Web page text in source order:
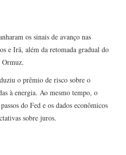
os sinais de avanço nas
e Irã, além da retomada gradual do
Ormuz.
o prêmio de risco sobre o
à energia. Ao mesmo tempo, o
do Fed e os dados econômicos
sobre juros.